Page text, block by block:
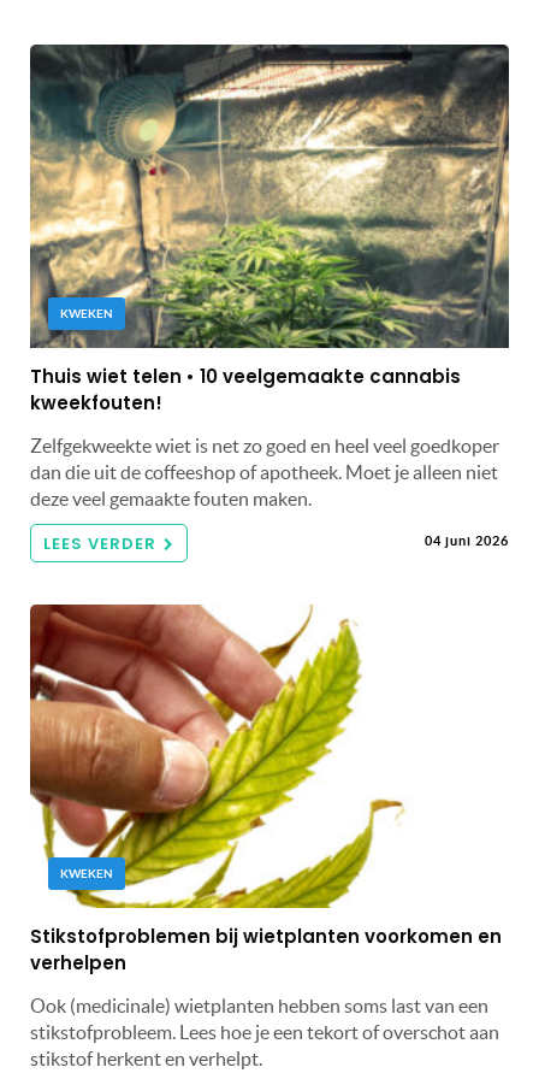
KWEKEN
Thuis wiet telen • 10 veelgemaakte cannabis
kweekfouten!
Zelfgekweekte wiet is net zo goed en heel veel goedkoper
dan die uit de coffeeshop of apotheek. Moet je alleen niet
deze veel gemaakte fouten maken.
LEES VERDER 04 juni 2026
KWEKEN
Stikstofproblemen bij wietplanten voorkomen en
verhelpen
Ook (medicinale) wietplanten hebben soms last van een
stikstofprobleem. Lees hoe je een tekort of overschot aan
stikstof herkent en verhelpt.